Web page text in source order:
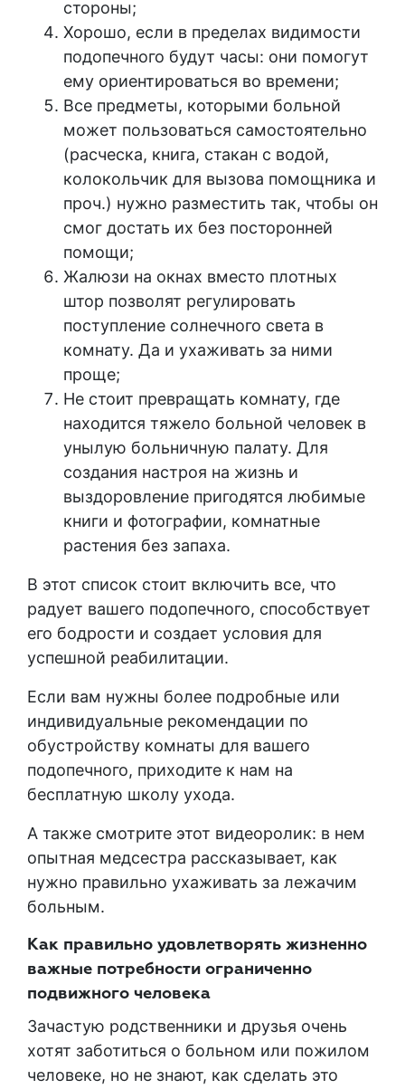
стороны;
Хорошо, если в пределах видимости
подопечного будут часы: они помогут
ему ориентироваться во времени;
Все предметы, которыми больной
может пользоваться самостоятельно
(расческа, книга, стакан с водой,
колокольчик для вызова помощника и
проч.) нужно разместить так, чтобы он
смог достать их без посторонней
помощи;
Жалюзи на окнах вместо плотных
штор позволят регулировать
поступление солнечного света в
комнату. Да и ухаживать за ними
проще;
Не стоит превращать комнату, где
находится тяжело больной человек в
унылую больничную палату. Для
создания настроя на жизнь и
выздоровление пригодятся любимые
книги и фотографии, комнатные
растения без запаха.
В этот список стоит включить все, что
радует вашего подопечного, способствует
его бодрости и создает условия для
успешной реабилитации.
Если вам нужны более подробные или
индивидуальные рекомендации по
обустройству комнаты для вашего
подопечного, приходите к нам на
бесплатную школу ухода.
А также смотрите этот видеоролик: в нем
опытная медсестра рассказывает, как
нужно правильно ухаживать за лежачим
больным.
Как правильно удовлетворять жизненно
важные потребности ограниченно
подвижного человека
Зачастую родственники и друзья очень
хотят заботиться о больном или пожилом
человеке, но не знают, как сделать это